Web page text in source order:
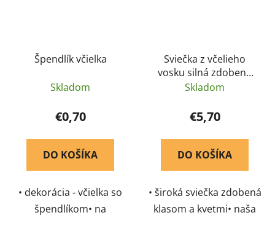
Špendlík včielka
Skladom
€0,70
DO KOŠÍKA
• dekorácia - včielka so
špendlíkom• na
Sviečka z včelieho
vosku silná zdobená
klasom - Pleva
Skladom
€5,70
DO KOŠÍKA
• široká sviečka zdobená
klasom a kvetmi• naša